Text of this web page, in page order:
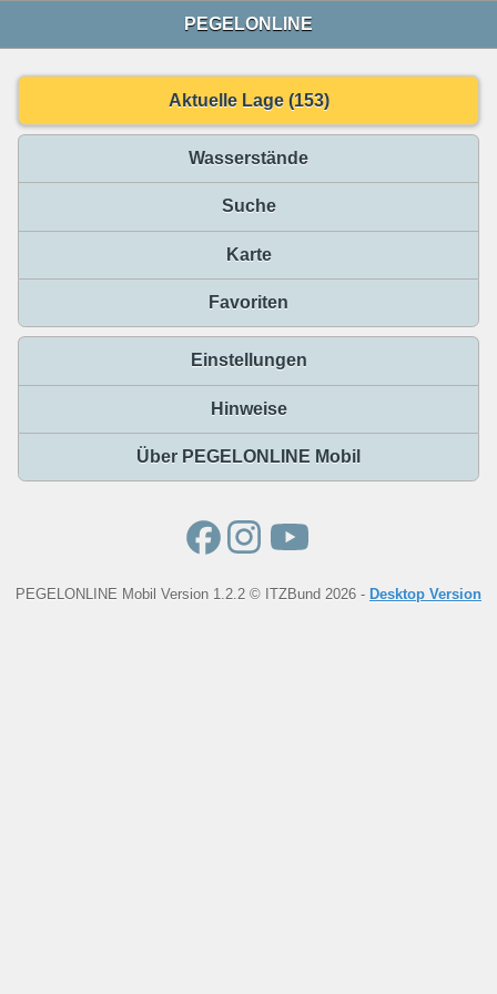
PEGELONLINE
Aktuelle Lage (153)
Wasserstände
Suche
Karte
Favoriten
Einstellungen
Hinweise
Über PEGELONLINE Mobil
PEGELONLINE Mobil Version 1.2.2 © ITZBund 2026 - Desktop Version